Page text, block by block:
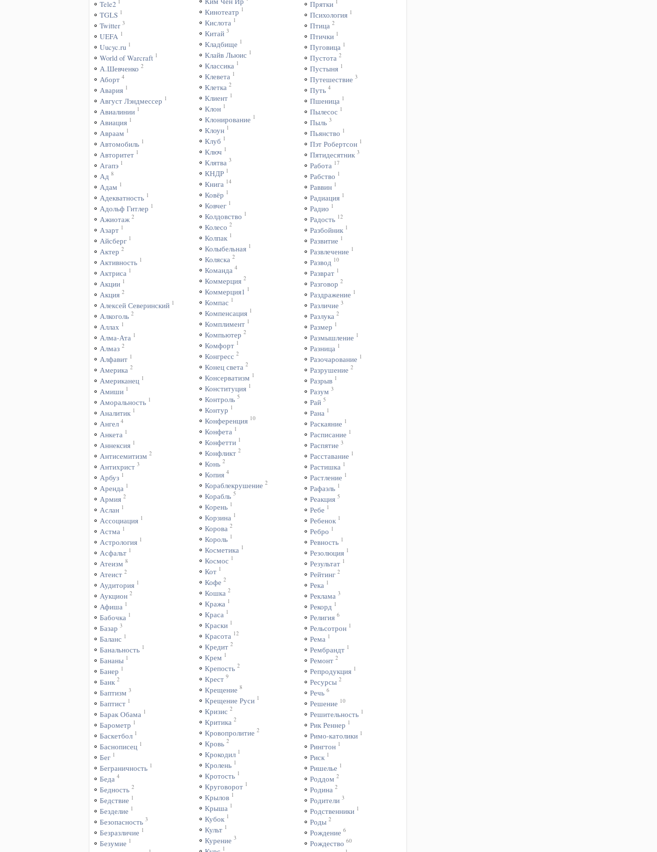
Tele2
TGLS 1
Twitter 3
UEFA 1
Uucyc.ru 1
World of Warcraft 1
А.Шевченко 2
Аборт 4
Авария 1
Август Лэндмессер 1
Авиалинии 1
Авиация 1
Авраам 1
Автомобиль 1
Авторитет 1
Агапэ 1
Ад 8
Адам 1
Адекватность 1
Адольф Гитлер 1
Ажиотаж 2
Азарт 1
Айсберг 1
Актер 2
Активность 1
Актриса 1
Акции 1
Акция 2
Алексей Северинский 1
Алкоголь 2
Аллах 1
Алма-Ата 1
Алмаз 2
Алфавит 1
Америка 2
Американец 1
Амиши 1
Аморальность 1
Аналитик 1
Ангел 4
Анкета 1
Аннексия 1
Антисемитизм 2
Антихрист 3
Арбуз 1
Аренда 1
Армия 2
Аслан 1
Ассоциация 1
Астма 1
Астрология 1
Асфальт 1
Атеизм 8
Атеист 2
Аудитория 1
Аукцион 2
Афиша 1
Бабочка 1
Базар 3
Баланс 1
Банальность 1
Бананы 1
Банер 1
Банк 2
Баптизм 3
Баптист 1
Барак Обама 1
Барометр 1
Баскетбол 1
Баснописец 1
Бег 1
Беграничность 1
Беда 4
Бедность 2
Бедствие 1
Безделие 1
Безопасность 3
Безразличие 1
Безумие 1
Кинотеатр 1
Кислота 1
Китай 3
Кладбище 1
Клайв Льюис 1
Классика 1
Клевета 1
Клетка 2
Клиент 1
Клон 1
Клонирование 1
Клоун 1
Клуб 1
Ключ 1
Клятва 3
КНДР 1
Книга 14
Ковёр 1
Ковчег 1
Колдовство 1
Колесо 2
Колпак 1
Колыбельная 1
Коляска 2
Команда 4
Коммерция 2
Коммерция1 1
Компас 1
Компенсация 1
Комплимент 1
Компьютер 2
Комфорт 1
Конгресс 2
Конец света 2
Консерватизм 1
Конституция 1
Контроль 5
Контур 1
Конференция 10
Конфета 1
Конфетти 1
Конфликт 2
Конь 2
Копия 4
Кораблекрушение 2
Корабль 5
Корень 1
Корзина 1
Корова 2
Король 1
Косметика 1
Космос 1
Кот 1
Кофе 2
Кошка 2
Кража 1
Краса 1
Краски 1
Красота 12
Кредит 2
Крем 1
Крепость 2
Крест 9
Крещение 8
Крещение Руси 1
Кризис 2
Критика 2
Кровопролитие 2
Кровь 2
Крокодил 1
Кролень 1
Кротость 1
Круговорот 1
Крылов 1
Крыша 1
Кубок 1
Культ 1
Курение 3
1
Прятки
Психология 1
Птица 2
Птички 1
Пуговица 1
Пустота 2
Пустыня 1
Путешествие 3
Путь 4
Пшеница 1
Пылесос 1
Пыль 3
Пьянство 1
Пэт Робертсон 1
Пятидесятник 3
Работа 17
Рабство 1
Раввин 1
Радиация 1
Радио 1
Радость 12
Разбойник 1
Развитие 1
Развлечение 1
Развод 10
Разврат 1
Разговор 2
Раздражение 1
Различие 3
Разлука 2
Размер 1
Размышление 1
Разница 1
Разочарование 1
Разрушение 2
Разрыв 1
Разум 3
Рай 5
Рана 1
Раскаяние 1
Расписание 1
Распятие 3
Расставание 1
Растишка 1
Растление 1
Рафаэль 1
Реакция 5
Ребе 1
Ребенок 1
Ребро 1
Ревность 1
Резолюция 1
Результат 1
Рейтинг 2
Река 1
Реклама 3
Рекорд 1
Религия 6
Рельсотрон 1
Рема 1
Рембрандт 1
Ремонт 2
Репродукция 1
Ресурсы 2
Речь 6
Решение 10
Решительность 1
Рик Реннер 1
Римо-католики 1
Рингтон 1
Риск 1
Ришелье 1
Роддом 2
Родина 2
Родители 3
Родственники 1
Роды 2
Рождение 6
Рождество 60